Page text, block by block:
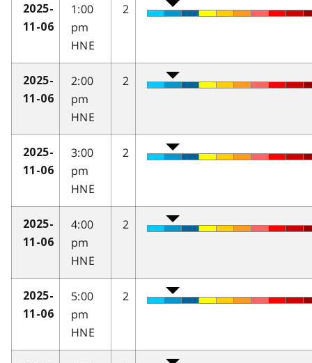
2025-
11-06
1:00
pm
HNE
2
2025-
11-06
2:00
pm
HNE
2
2025-
11-06
3:00
pm
HNE
2
2025-
11-06
4:00
pm
HNE
2
2025-
11-06
5:00
pm
HNE
2